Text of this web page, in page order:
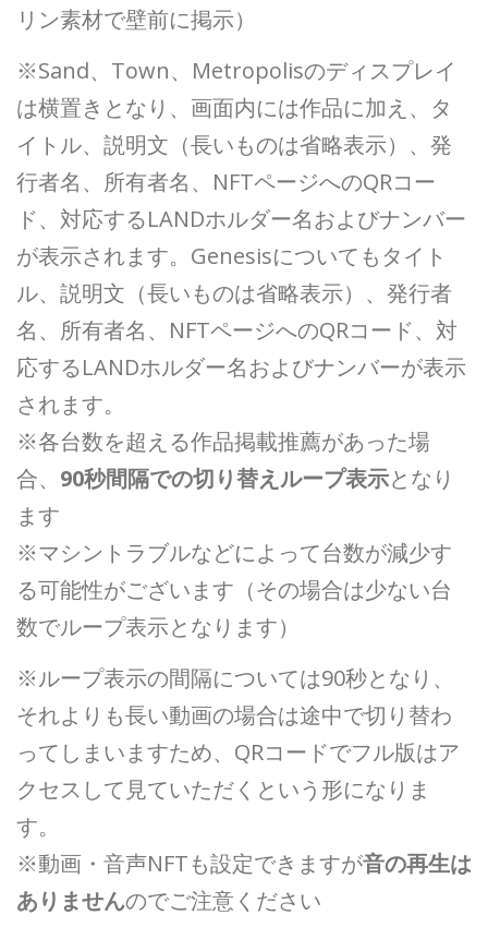
リン素材で壁前に掲示）
※Sand、Town、Metropolisのディスプレイ
は横置きとなり、画面内には作品に加え、タ
イトル、説明文（長いものは省略表示）、発
行者名、所有者名、NFTページへのQRコー
ド、対応するLANDホルダー名およびナンバー
が表示されます。Genesisについてもタイト
ル、説明文（長いものは省略表示）、発行者
名、所有者名、NFTページへのQRコード、対
応するLANDホルダー名およびナンバーが表示
されます。
※各台数を超える作品掲載推薦があった場
合、 90秒間隔での切り替えループ表示となり
ます
※マシントラブルなどによって台数が減少す
る可能性がございます（その場合は少ない台
数でループ表示となります）
※ループ表示の間隔については90秒となり、
それよりも長い動画の場合は途中で切り替わ
ってしまいますため、QRコードでフル版はア
クセスして見ていただくという形になりま
す。
※動画・音声NFTも設定できますが音の再生は
ありませんのでご注意ください